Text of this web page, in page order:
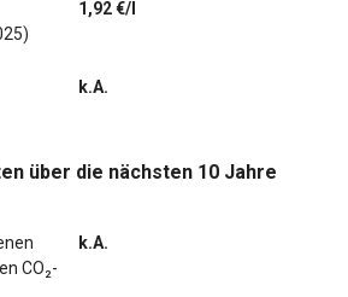
1,92 €/l
k.A.
über die nächsten 10 Jahre
CO₂-
k.A.